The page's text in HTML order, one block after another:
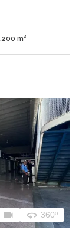
m²
videocam 360 360º